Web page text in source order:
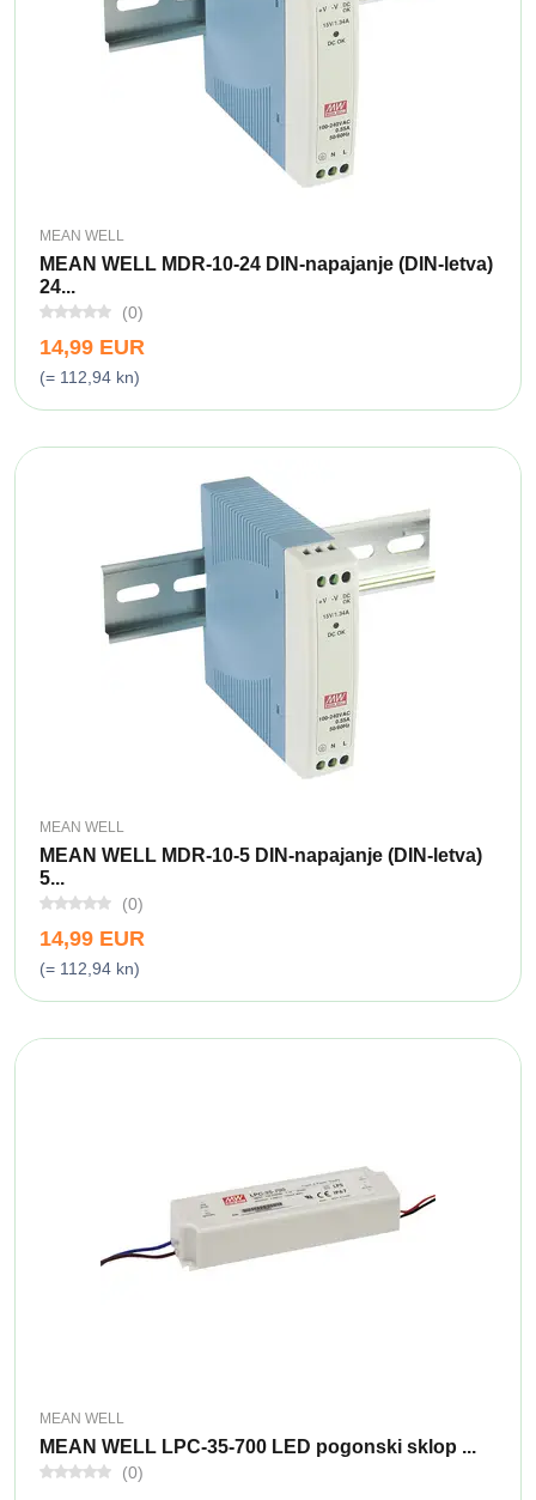
MEAN WELL
MEAN WELL MDR-10-24 DIN-napajanje (DIN-letva)
24...
(0)
14,99 EUR
(= 112,94 kn)
MEAN WELL
MEAN WELL MDR-10-5 DIN-napajanje (DIN-letva)
5...
(0)
14,99 EUR
(= 112,94 kn)
MEAN WELL
MEAN WELL LPC-35-700 LED pogonski sklop ...
(0)